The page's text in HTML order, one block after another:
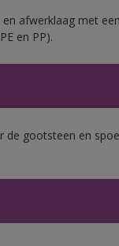
afwerklaag met
en PP).
de gootsteen en